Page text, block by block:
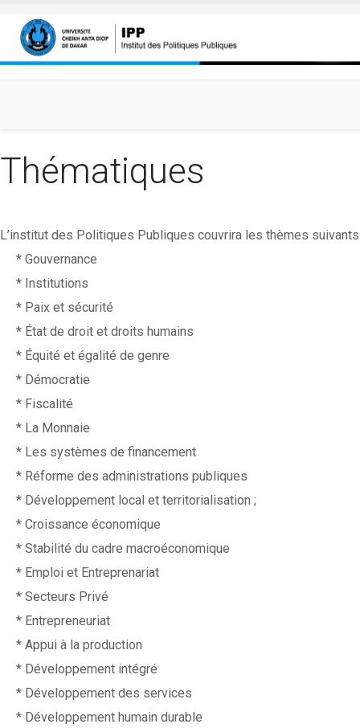
Thématiques
L’institut des Politiques Publiques couvrira les thèmes
* Gouvernance
* Institutions
* Paix et sécurité
* État de droit et droits humains
* Équité et égalité de genre
* Démocratie
* Fiscalité
* La Monnaie
* Les systèmes de financement
* Réforme des administrations publiques
* Développement local et territorialisation ;
* Croissance économique
* Stabilité du cadre macroéconomique
* Emploi et Entreprenariat
* Secteurs Privé
* Entrepreneuriat
* Appui à la production
* Développement intégré
* Développement des services
* Développement humain durable